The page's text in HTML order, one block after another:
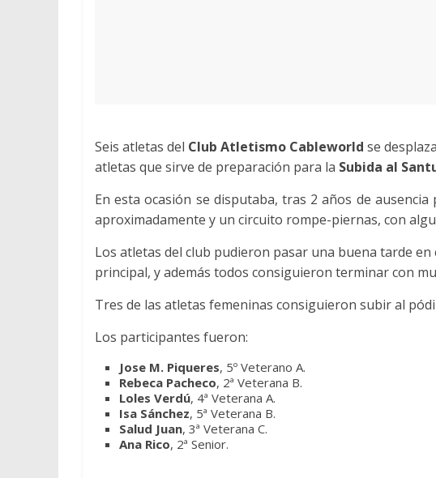
Seis atletas del Club Atletismo Cableworld se
atletas que sirve de preparación para la Subida al
En esta ocasión se disputaba, tras 2 años de ausencia
aproximadamente y un circuito rompe-piernas, con
Los atletas del club pudieron pasar una buena tarde
principal, y además todos consiguieron terminar con
Tres de las atletas femeninas consiguieron subir al
Los participantes fueron:
Jose M. Piqueres, 5º Veterano A.
Rebeca Pacheco, 2ª Veterana B.
Loles Verdú, 4ª Veterana A.
Isa Sánchez, 5ª Veterana B.
Salud Juan, 3ª Veterana C.
Ana Rico, 2ª Senior.